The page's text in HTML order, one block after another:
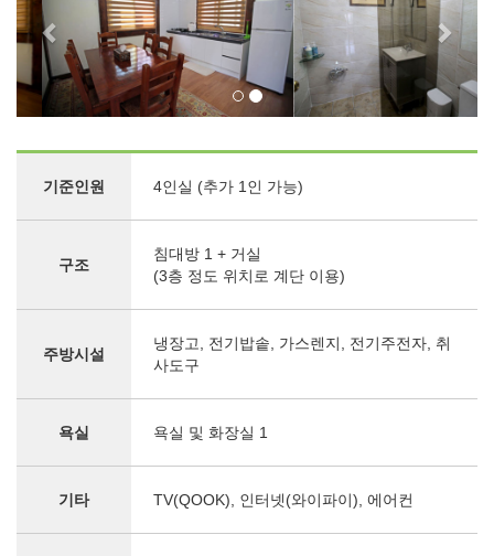
기준인원 4인실 (추가 1인 가능)
구조
침대방 1 + 거실
(3층 정도 위치로 계단 이용)
주방시설
냉장고, 전기밥솥, 가스렌지, 전기주전자, 취
사도구
욕실 욕실 및 화장실 1
기타 TV(QOOK), 인터넷(와이파이), 에어컨